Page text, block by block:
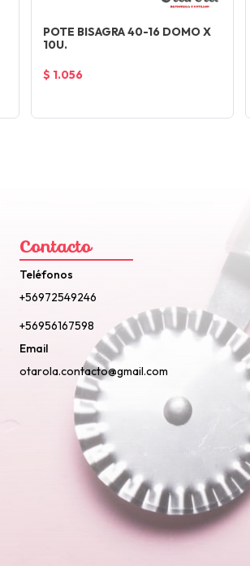
POTE BISAGRA 40-16 DOMO X
10U.
$ 1.056
Contacto
Teléfonos
+56972549246
+56956167598
Email
otarola.contacto@gmail.com